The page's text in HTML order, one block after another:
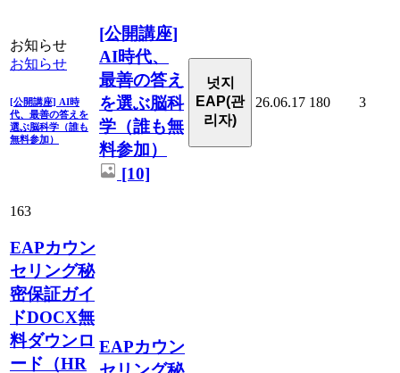
お知らせ
お知らせ
[公開講座] AI時
代、最善の答えを
選ぶ脳科学（誰も
無料参加）
[公開講座]
AI時代、
最善の答え
を選ぶ脳科
学（誰も無
料参加）
[10]
넛지
EAP(관
리자)
26.06.17 180 3
163
EAPカウン
セリング秘
密保証ガイ
ドDOCX無
料ダウンロ
ード（HR
EAPカウン